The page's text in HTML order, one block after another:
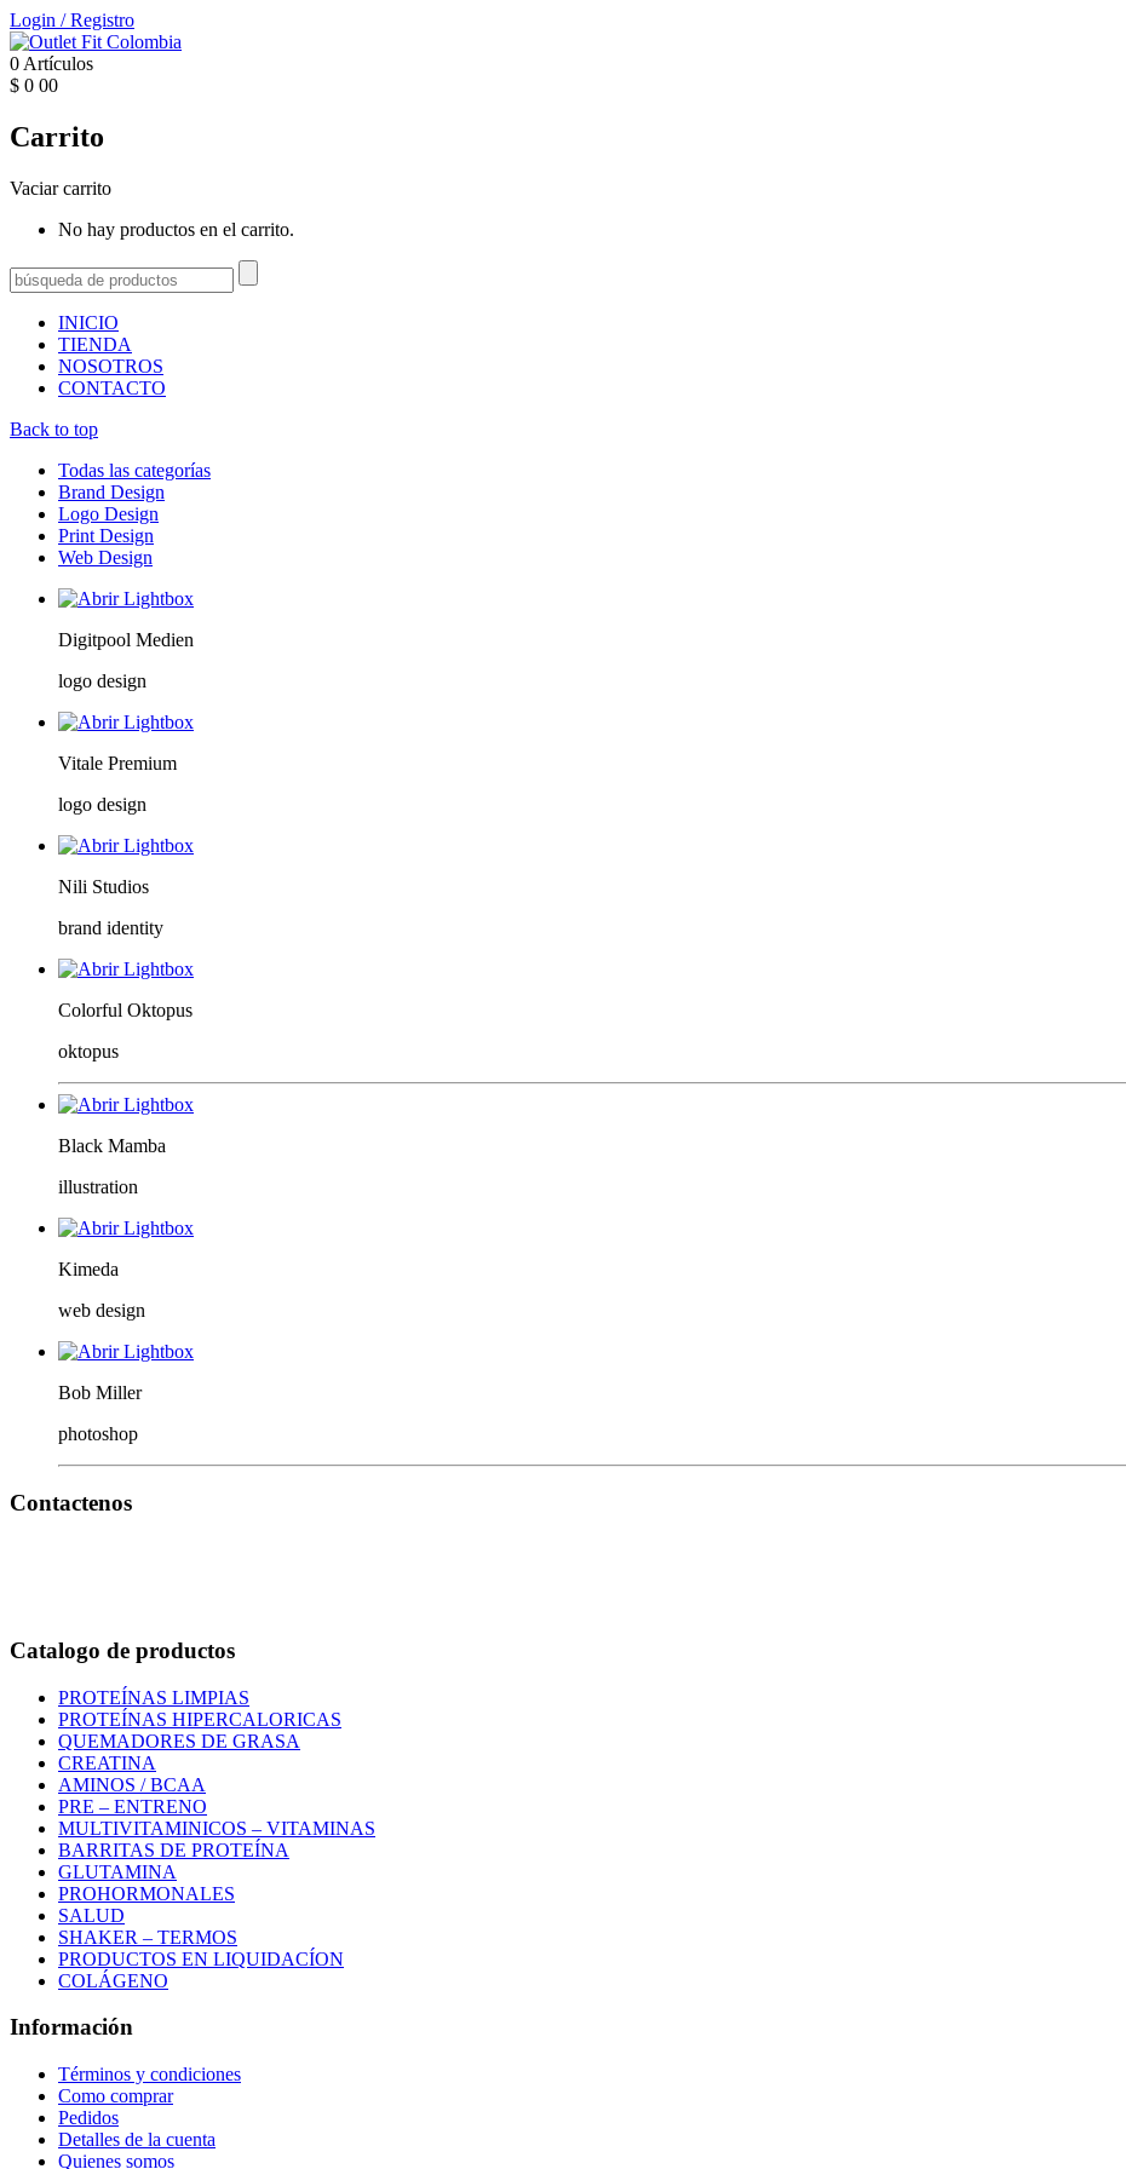
Login /Registro
0 Artículos
$ 0 00
Carrito
Vaciar carrito
No hay productos en el carrito.
INICIO
TIENDA
NOSOTROS
CONTACTO
Back to top
Todas las categorías
Brand Design
Logo Design
Print Design
Web Design
Digitpool Medien
logo design
Vitale Premium
logo design
Nili Studios
brand identity
Colorful Oktopus
oktopus
Black Mamba
illustration
Kimeda
web design
Bob Miller
photoshop
Contactenos
Catalogo de productos
PROTEÍNAS LIMPIAS
PROTEÍNAS HIPERCALORICAS
QUEMADORES DE GRASA
CREATINA
AMINOS / BCAA
PRE – ENTRENO
MULTIVITAMINICOS – VITAMINAS
BARRITAS DE PROTEÍNA
GLUTAMINA
PROHORMONALES
SALUD
SHAKER – TERMOS
PRODUCTOS EN LIQUIDACÍON
COLÁGENO
Información
Términos y condiciones
Como comprar
Pedidos
Detalles de la cuenta
Quienes somos